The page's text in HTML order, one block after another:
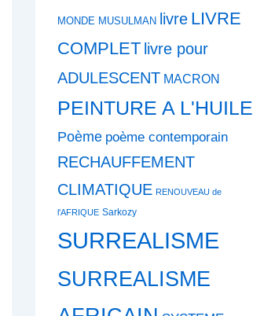
MONDE MUSULMAN livre LIVRE
COMPLET livre pour
ADULESCENT MACRON
PEINTURE A L'HUILE
Poème poème contemporain
RECHAUFFEMENT
CLIMATIQUE RENOUVEAU de
l'AFRIQUE Sarkozy
SURREALISME
SURREALISME